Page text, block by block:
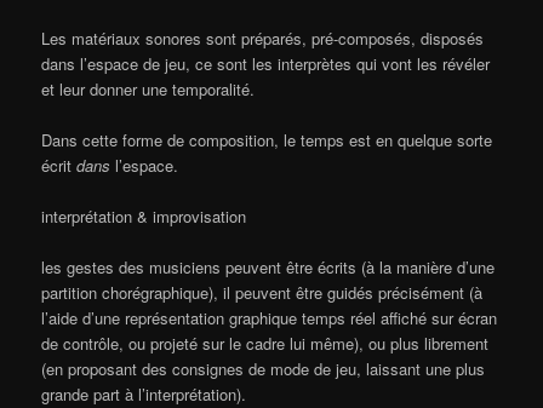
Les matériaux sonores sont préparés, pré-composés, disposés
dans l’espace de jeu, ce sont les interprètes qui vont les révéler
et leur donner une temporalité.
Dans cette forme de composition, le temps est en quelque sorte
écritdans l’espace.
interprétation & improvisation
les gestes des musiciens peuvent être écrits (à la manière d’une
partition chorégraphique), il peuvent être guidés précisément (à
l’aide d’une représentation graphique temps réel affiché sur écran
de contrôle, ou projeté sur le cadre lui même), ou plus librement
(en proposant des consignes de mode de jeu, laissant une plus
grande part à l’interprétation).